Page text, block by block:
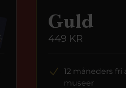
Guld
449 KR
12 måneders fri
museer